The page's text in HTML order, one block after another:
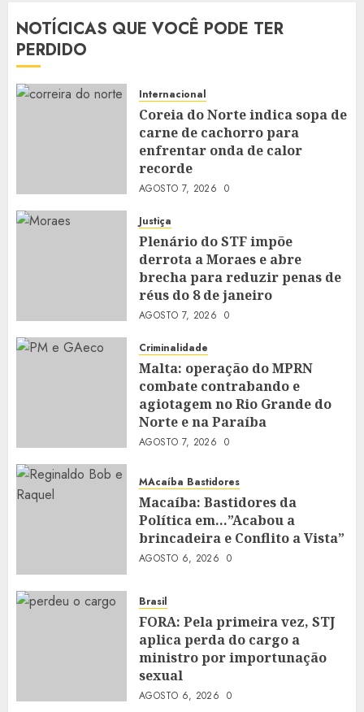
NOTÍCICAS QUE VOCÊ PODE TER
PERDIDO
Internacional
Coreia do Norte indica sopa de
carne de cachorro para
enfrentar onda de calor
recorde
AGOSTO 7, 2026 0
Justiça
Plenário do STF impõe
derrota a Moraes e abre
brecha para reduzir penas de
réus do 8 de janeiro
AGOSTO 7, 2026 0
Criminalidade
Malta: operação do MPRN
combate contrabando e
agiotagem no Rio Grande do
Norte e na Paraíba
AGOSTO 7, 2026 0
MAcaíba Bastidores
Macaíba: Bastidores da
Política em…”Acabou a
brincadeira e Conflito a Vista”
AGOSTO 6, 2026 0
Brasil
FORA: Pela primeira vez, STJ
aplica perda do cargo a
ministro por importunação
sexual
AGOSTO 6, 2026 0